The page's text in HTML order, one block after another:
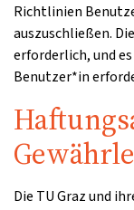
Richtlinien
auszuschließen.
erforderlich, und
Benutzer*in
Die TU Graz und